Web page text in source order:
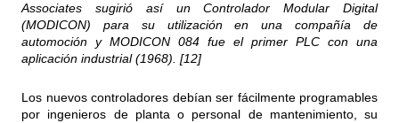
Associates sugirió así un Controlador Modular Digital
(MODICON) para su utilización en una compañía de
automoción y MODICON 084 fue el primer PLC con una
aplicación industrial (1968). [12]
Los nuevos controladores debían ser fácilmente programables
por ingenieros de planta o personal de mantenimiento, su